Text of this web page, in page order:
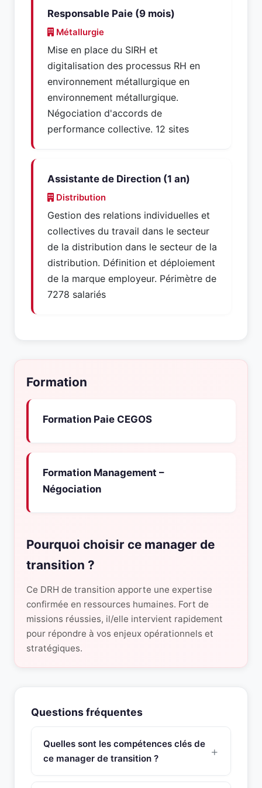
Responsable Paie (9 mois)
Métallurgie
Mise en place du SIRH et
digitalisation des processus RH en
environnement métallurgique en
environnement métallurgique.
Négociation d'accords de
performance collective. 12 sites
Assistante de Direction (1 an)
Distribution
Gestion des relations individuelles et
collectives du travail dans le secteur
de la distribution dans le secteur de la
distribution. Définition et déploiement
de la marque employeur. Périmètre de
7278 salariés
Formation
Formation Paie CEGOS
Formation Management –
Négociation
Pourquoi choisir ce manager de
transition ?
Ce DRH de transition apporte une expertise
confirmée en ressources humaines. Fort de
missions réussies, il/elle intervient rapidement
pour répondre à vos enjeux opérationnels et
stratégiques.
Questions fréquentes
Quelles sont les compétences clés de
ce manager de transition ?